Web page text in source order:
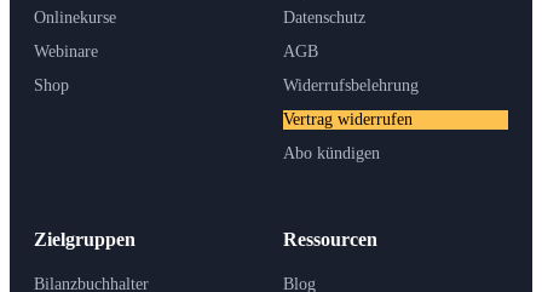
Onlinekurse
Webinare
Shop
Zielgruppen
Bilanzbuchhalter
Ressourcen
Blog
Datenschutz
AGB
Widerrufsbelehrung
Vertrag widerrufen
Abo kündigen